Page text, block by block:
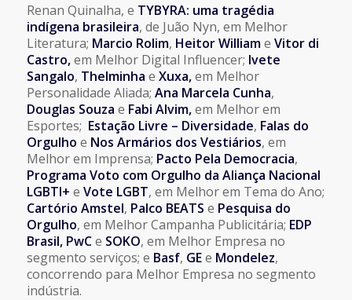
Renan Quinalha, e TYBYRA: uma tragédia
indígena brasileira, de Juão Nyn, em Melhor
Literatura; Marcio Rolim, Heitor Williame Vitor di
Castro,em Melhor Digital Influencer; Ivete
Sangalo, Thelminha e Xuxa,em Melhor
Personalidade Aliada; Ana Marcela Cunha,
Douglas Souza e Fabi Alvim,em Melhor em
Esportes; Estação Livre – Diversidade, Falas do
Orgulho e Nos Armários dos Vestiários, em
Melhor em Imprensa; Pacto Pela Democracia,
Programa Voto com Orgulho da Aliança Nacional
LGBTI+ e Vote LGBT, em Melhor em Tema do Ano;
Cartório Amstel, Palco BEATS e Pesquisa do
Orgulho, em Melhor Campanha Publicitária; EDP
Brasil, PwCe SOKO, em Melhor Empresa no
segmento serviços; e Basf, GEe Mondelez,
concorrendo para Melhor Empresa no segmento
indústria.